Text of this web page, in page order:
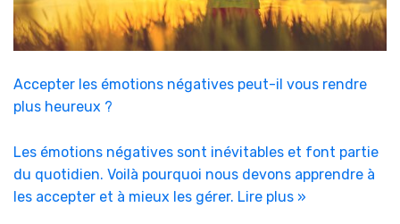
Accepter les émotions négatives peut-il vous rendre
plus heureux ?
Les émotions négatives sont inévitables et font partie
du quotidien. Voilà pourquoi nous devons apprendre à
les accepter et à mieux les gérer. Lire plus »